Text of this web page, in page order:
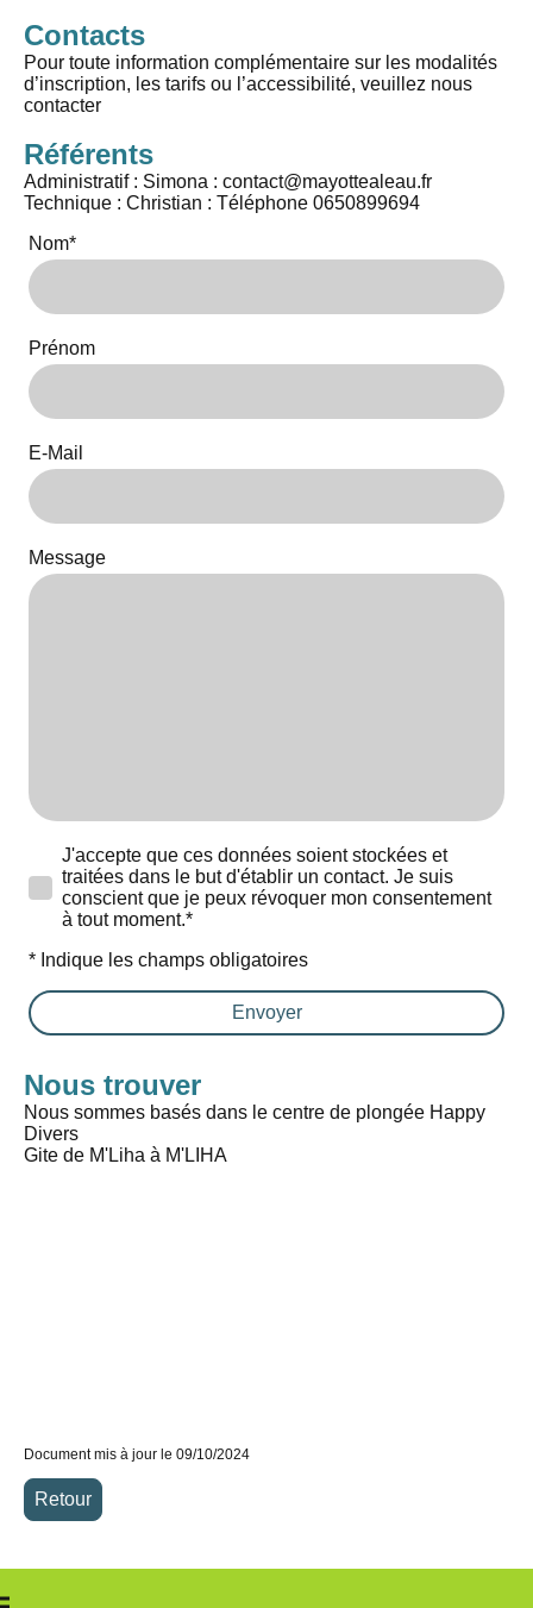
Contacts
Pour toute information complémentaire sur les modalités
d’inscription, les tarifs ou l’accessibilité, veuillez nous
contacter
Référents
Administratif : Simona : contact@mayottealeau.fr
Technique : Christian : Téléphone 0650899694
Nom*
Prénom
E-Mail
Message
J'accepte que ces données soient stockées et
traitées dans le but d'établir un contact. Je suis
conscient que je peux révoquer mon consentement
à tout moment.*
* Indique les champs obligatoires
Envoyer
Nous trouver
Nous sommes basés dans le centre de plongée Happy
Divers
Gite de M'Liha à M'LIHA
Document mis à jour le 09/10/2024
Retour